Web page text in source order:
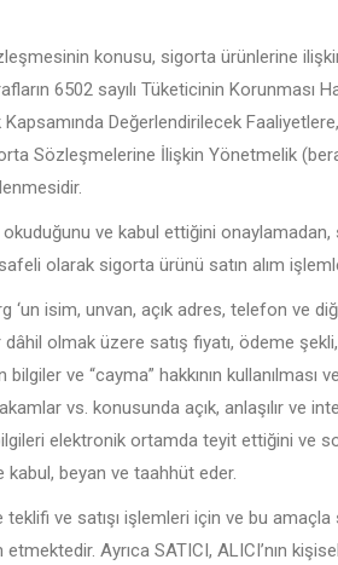
konusu, sigorta ürünlerine
6502 sayılı Tüketicinin Korunması
Kapsamında Değerlendirilecek
Sözleşmelerine İlişkin Yönetmelik
ve kabul ettiğini
olarak sigorta ürünü satın alım
‘un isim, unvan, açık adres, telefon ve
olmak üzere satış fiyatı, ödeme
ve “cayma” hakkının kullanılması
vs. konusunda açık, anlaşılır ve
elektronik ortamda teyit ettiğini ve
beyan ve taahhüt eder.
teklifi ve satışı işlemleri için ve bu
Ayrıca SATICI, ALICI’nın